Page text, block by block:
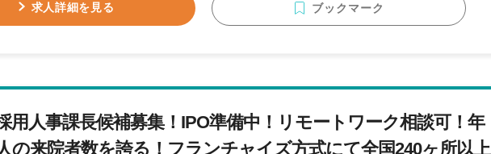
求人詳細を見る ブックマーク
用人事課長候補募集！IPO準備中！リモートワーク相談可！年
の来院者数を誇る！フランチャイズ方式にて全国240ヶ所以上